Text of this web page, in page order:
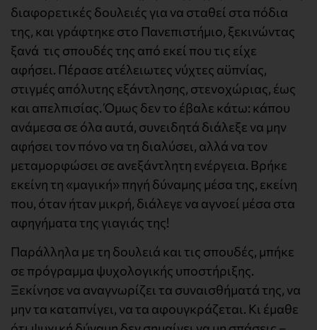
διαφορετικές δουλειές για να σταθεί στα πόδια
της, και γράφτηκε στο Πανεπιστήμιο, ξεκινώντας
ξανά τις σπουδές της από εκεί που τις είχε
αφήσει. Πέρασε ατέλειωτες νύχτες αϋπνίας,
στιγμές απόλυτης εξάντλησης, στενοχώριας, έως
και απελπισίας. Όμως δεν το έβαλε κάτω: κάπου
ανάμεσα σε όλα αυτά, συνειδητά διάλεξε να μην
αφήσει τον πόνο να τη διαλύσει, αλλά να τον
μεταμορφώσει σε ανεξάντλητη ενέργεια. Βρήκε
εκείνη τη «μαγική» πηγή δύναμης μέσα της, εκείνη
που, όταν ήταν μικρή, διάλεγε να αγνοεί μέσα στα
αφηγήματα της γιαγιάς της!
Παράλληλα με τη δουλειά και τις σπουδές, μπήκε
σε πρόγραμμα ψυχολογικής υποστήριξης.
Ξεκίνησε να αναγνωρίζει τα συναισθήματά της, να
μην τα καταπνίγει, να τα αφουγκράζεται. Κι έμαθε